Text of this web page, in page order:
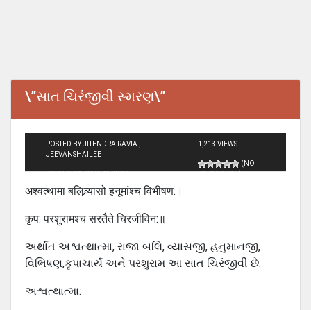
\”સાત ચિરંજીવી સ્મરણ\”
POSTED BY JITENDRA RAVIA ,
JEEVANSHAILEE
POSTED ON DEC - 8 - 2011
1,213 VIEWS
(NO
RATINGS YET)
अश्वत्थामा बलिव्र्यासो हनूमांश्च विभीषण:।
कृप: परशुरामश्च सरतैते चिरजीविन:॥
અર્થાત અશ્વત્થાત્મા, રાજા બલિ, વ્યાસજી, હનુમાનજી,
વિભિષણ,કૃપાચાર્ય અને પરશુરામ આ સાત ચિરંજીવી છે.
અશ્વત્થાત્મા: